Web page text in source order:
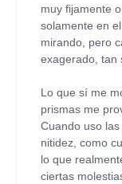
muy fijamente
solamente en
mirando, pero
exagerado, tan
Lo que sí me
prismas me
Cuando uso
nitidez, como
lo que
ciertas